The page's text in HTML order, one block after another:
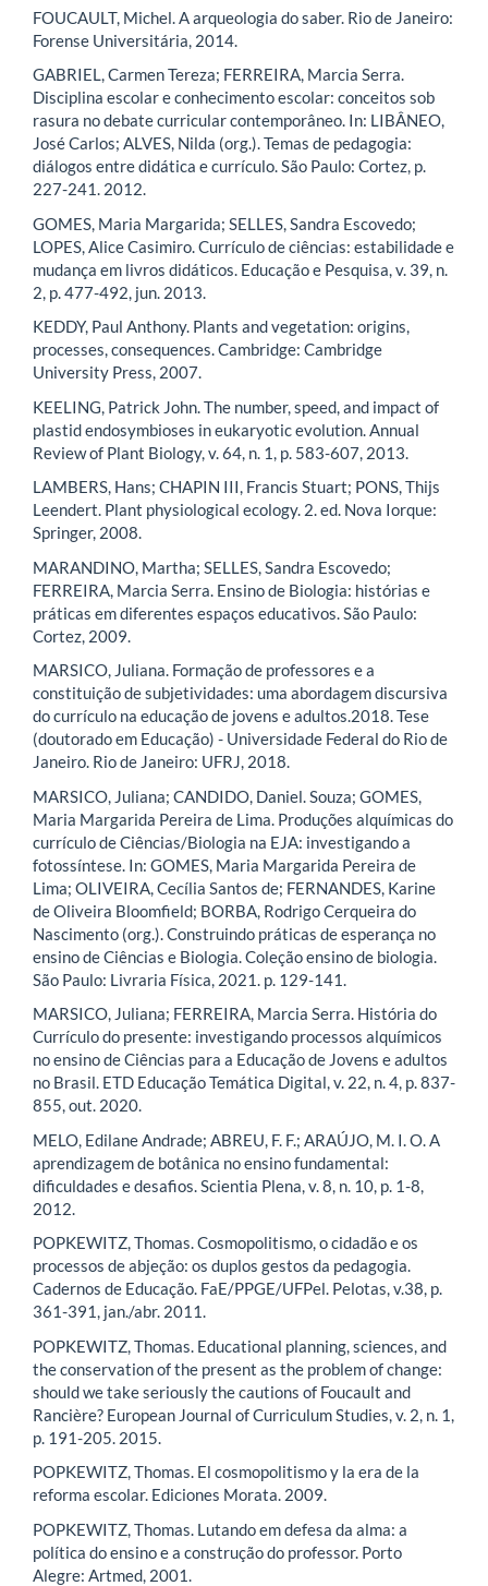
FOUCAULT, Michel. A arqueologia do saber. Rio de Janeiro:
Forense Universitária, 2014.
GABRIEL, Carmen Tereza; FERREIRA, Marcia Serra.
Disciplina escolar e conhecimento escolar: conceitos sob
rasura no debate curricular contemporâneo. In: LIBÂNEO,
José Carlos; ALVES, Nilda (org.). Temas de pedagogia:
diálogos entre didática e currículo. São Paulo: Cortez, p.
227-241. 2012.
GOMES, Maria Margarida; SELLES, Sandra Escovedo;
LOPES, Alice Casimiro. Currículo de ciências: estabilidade e
mudança em livros didáticos. Educação e Pesquisa, v. 39, n.
2, p. 477-492, jun. 2013.
KEDDY, Paul Anthony. Plants and vegetation: origins,
processes, consequences. Cambridge: Cambridge
University Press, 2007.
KEELING, Patrick John. The number, speed, and impact of
plastid endosymbioses in eukaryotic evolution. Annual
Review of Plant Biology, v. 64, n. 1, p. 583-607, 2013.
LAMBERS, Hans; CHAPIN III, Francis Stuart; PONS, Thijs
Leendert. Plant physiological ecology. 2. ed. Nova Iorque:
Springer, 2008.
MARANDINO, Martha; SELLES, Sandra Escovedo;
FERREIRA, Marcia Serra. Ensino de Biologia: histórias e
práticas em diferentes espaços educativos. São Paulo:
Cortez, 2009.
MARSICO, Juliana. Formação de professores e a
constituição de subjetividades: uma abordagem discursiva
do currículo na educação de jovens e adultos.2018. Tese
(doutorado em Educação) - Universidade Federal do Rio de
Janeiro. Rio de Janeiro: UFRJ, 2018.
MARSICO, Juliana; CANDIDO, Daniel. Souza; GOMES,
Maria Margarida Pereira de Lima. Produções alquímicas do
currículo de Ciências/Biologia na EJA: investigando a
fotossíntese. In: GOMES, Maria Margarida Pereira de
Lima; OLIVEIRA, Cecília Santos de; FERNANDES, Karine
de Oliveira Bloomfield; BORBA, Rodrigo Cerqueira do
Nascimento (org.). Construindo práticas de esperança no
ensino de Ciências e Biologia. Coleção ensino de biologia.
São Paulo: Livraria Física, 2021. p. 129-141.
MARSICO, Juliana; FERREIRA, Marcia Serra. História do
Currículo do presente: investigando processos alquímicos
no ensino de Ciências para a Educação de Jovens e adultos
no Brasil. ETD Educação Temática Digital, v. 22, n. 4, p. 837-
855, out. 2020.
MELO, Edilane Andrade; ABREU, F. F.; ARAÚJO, M. I. O. A
aprendizagem de botânica no ensino fundamental:
dificuldades e desafios. Scientia Plena, v. 8, n. 10, p. 1-8,
2012.
POPKEWITZ, Thomas. Cosmopolitismo, o cidadão e os
processos de abjeção: os duplos gestos da pedagogia.
Cadernos de Educação. FaE/PPGE/UFPel. Pelotas, v.38, p.
361-391, jan./abr. 2011.
POPKEWITZ, Thomas. Educational planning, sciences, and
the conservation of the present as the problem of change:
should we take seriously the cautions of Foucault and
Rancière? European Journal of Curriculum Studies, v. 2, n. 1,
p. 191-205. 2015.
POPKEWITZ, Thomas. El cosmopolitismo y la era de la
reforma escolar. Ediciones Morata. 2009.
POPKEWITZ, Thomas. Lutando em defesa da alma: a
política do ensino e a construção do professor. Porto
Alegre: Artmed, 2001.